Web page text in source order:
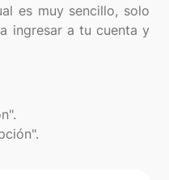
es muy sencillo, solo
ingresar a tu cuenta y